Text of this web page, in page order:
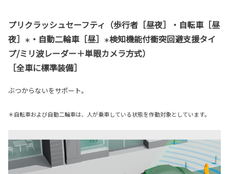
プリクラッシュセーフティ（歩行者［昼夜］・自転車［昼
夜］
＊ ・自動二輪車［昼］ ＊検知機能付衝突回避支援タイ
プ/ミリ波レーダー＋単眼カメラ方式）
［全車に標準装備］
ぶつからないをサポート。
＊自転車および自動二輪車は、人が乗車している状態を作動対象としています。